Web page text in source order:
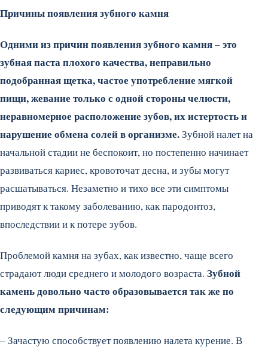
Причины появления зубного камня
Одними из причин появления зубного камня – это
зубная паста плохого качества, неправильно
подобранная щетка, частое употребление мягкой
пищи, жевание только с одной стороны челюсти,
неравномерное расположение зубов, их истертость и
нарушение обмена солей в организме.Зубной налет на
начальной стадии не беспокоит, но постепенно начинает
развиваться кариес, кровоточат десна, и зубы могут
расшатываться. Незаметно и тихо все эти симптомы
приводят к такому заболеванию, как пародонтоз,
впоследствии и к потере зубов.
Проблемой камня на зубах, как известно, чаще всего
страдают люди среднего и молодого возраста. Зубной
камень довольно часто образовывается так же по
следующим причинам:
– Зачастую способствует появлению налета курение. В